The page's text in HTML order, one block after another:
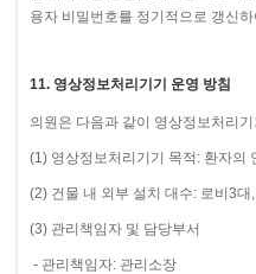
용자 비밀번호를 정기적으로 갱신
11. 영상정보처리기기 운영 방침
의원은 다음과 같이 영상정보처리
(1) 영상정보처리기기 목적: 환자의
(2) 건물 내 외부 설치 대수: 로비3
(3) 관리책임자 및 담당부서
- 관리책임자: 관리소장